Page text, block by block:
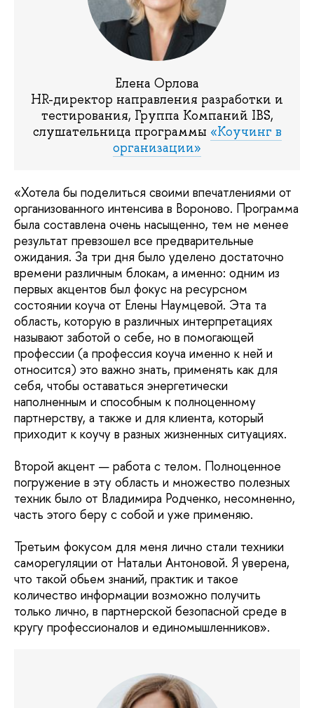
Елена Орлова
HR-директор направления разработки и
тестирования, Группа Компаний IBS,
слушательница программы «Коучинг в
организации»
«Хотела бы поделиться своими впечатлениями от
организованного интенсива в Вороново. Программа
была составлена очень насыщенно, тем не менее
результат превзошел все предварительные
ожидания. За три дня было уделено достаточно
времени различным блокам, а именно: одним из
первых акцентов был фокус на ресурсном
состоянии коуча от Елены Наумцевой. Эта та
область, которую в различных интерпретациях
называют заботой о себе, но в помогающей
профессии (а профессия коуча именно к ней и
относится) это важно знать, применять как для
себя, чтобы оставаться энергетически
наполненным и способным к полноценному
партнерству, а также и для клиента, который
приходит к коучу в разных жизненных ситуациях.
Второй акцент — работа с телом. Полноценное
погружение в эту область и множество полезных
техник было от Владимира Родченко, несомненно,
часть этого беру с собой и уже применяю.
Третьим фокусом для меня лично стали техники
саморегуляции от Натальи Антоновой. Я уверена,
что такой обьем знаний, практик и такое
количество информации возможно получить
только лично, в партнерской безопасной среде в
кругу профессионалов и единомышленников».